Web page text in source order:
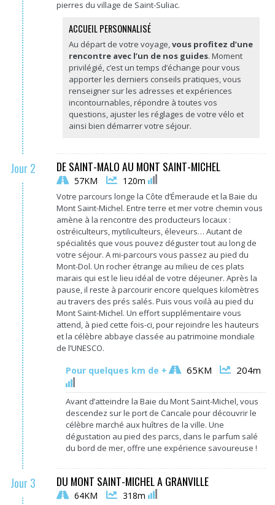
pierres du village de Saint-Suliac.
ACCUEIL PERSONNALISÉ
Au départ de votre voyage,vous profitez d’une
rencontre avec l’un de nos guides. Moment
privilégié, c’est un temps d’échange pour vous
apporter les derniers conseils pratiques, vous
renseigner sur les adresses et expériences
incontournables, répondre à toutes vos
questions, ajuster les réglages de votre vélo et
ainsi bien démarrer votre séjour.
Jour 2 DE SAINT-MALO AU MONT SAINT-MICHEL
57KM 120m
Votre parcours longe la Côte d’Émeraude et la Baie du
Mont Saint-Michel. Entre terre et mer votre chemin vous
amène à la rencontre des producteurs locaux :
ostréiculteurs, mytiliculteurs, éleveurs… Autant de
spécialités que vous pouvez déguster tout au long de
votre séjour. A mi-parcours vous passez au pied du
Mont-Dol. Un rocher étrange au milieu de ces plats
marais qui est le lieu idéal de votre déjeuner. Après la
pause, il reste à parcourir encore quelques kilomètres
au travers des prés salés. Puis vous voilà au pied du
Mont Saint-Michel. Un effort supplémentaire vous
attend, à pied cette fois-ci, pour rejoindre les hauteurs
et la célèbre abbaye classée au patrimoine mondiale
de l’UNESCO.
Pour quelques km de + 65KM 204m
Avant d’atteindre la Baie du Mont Saint-Michel, vous
descendez sur le port de Cancale pour découvrir le
célèbre marché aux huîtres de la ville. Une
dégustation au pied des parcs, dans le parfum salé
du bord de mer, offre une expérience savoureuse !
Jour 3 DU MONT SAINT-MICHEL A GRANVILLE
64KM 318m